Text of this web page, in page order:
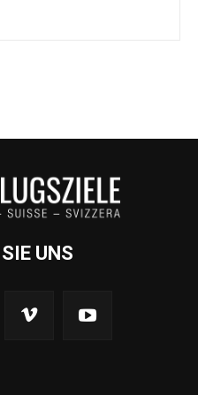
UNS